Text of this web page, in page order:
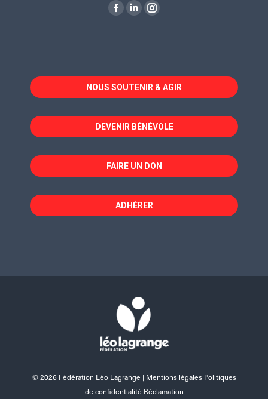
La
dans
une
fenêtre
La
dans
une
fenêtre
La
dans
une
fenêtre
NOUS SOUTENIR & AGIR
DEVENIR BÉNÉVOLE
FAIRE UN DON
ADHÉRER
© 2026 Fédération Léo Lagrange | Mentions légales Politiques
de confidentialité Réclamation